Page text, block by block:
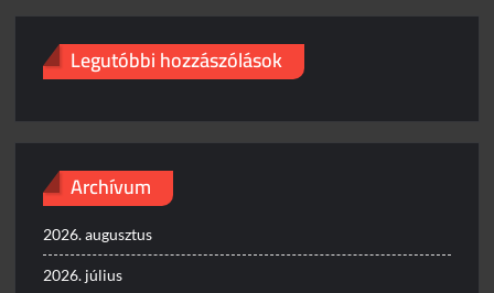
Legutóbbi hozzászólások
Archívum
2026. augusztus
2026. július